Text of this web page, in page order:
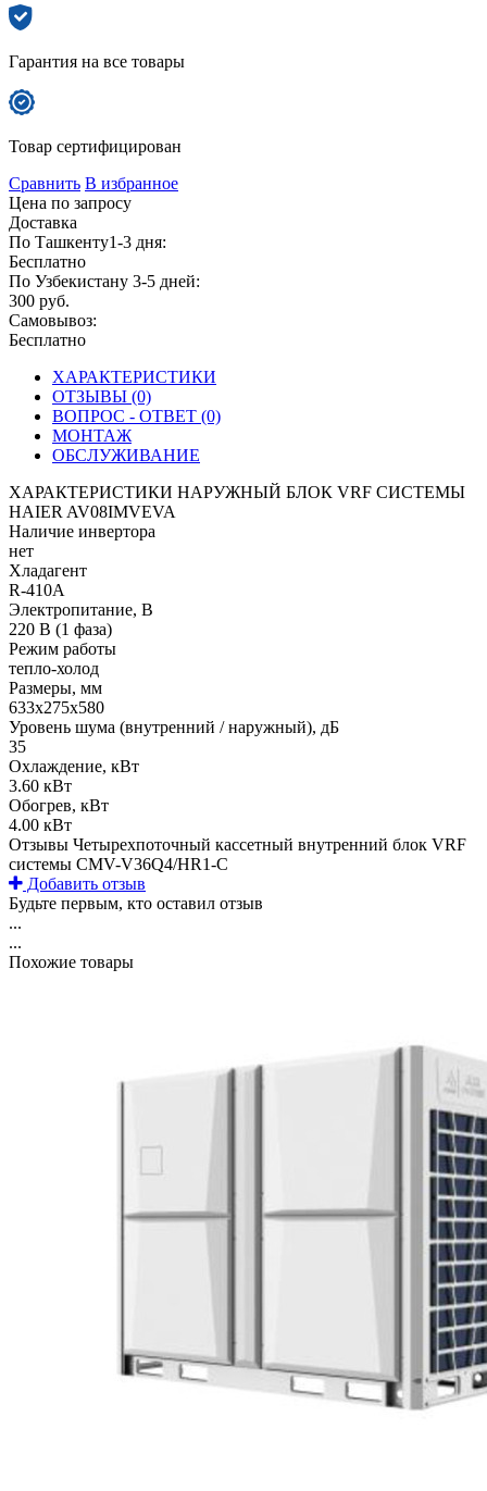
Гарантия на все товары
Товар сертифицирован
Сравнить В избранное
Цена по запросу
Доставка
По Ташкенту1-3 дня:
Бесплатно
По Узбекистану 3-5 дней:
300 руб.
Самовывоз:
Бесплатно
ХАРАКТЕРИСТИКИ
ОТЗЫВЫ (0)
ВОПРОС - ОТВЕТ (0)
МОНТАЖ
ОБСЛУЖИВАНИЕ
ХАРАКТЕРИСТИКИ НАРУЖНЫЙ БЛОК VRF СИСТЕМЫ
HAIER AV08IMVEVA
Наличие инвертора
нет
Хладагент
R-410A
Электропитание, В
220 В (1 фаза)
Режим работы
тепло-холод
Размеры, мм
633х275х580
Уровень шума (внутренний / наружный), дБ
35
Охлаждение, кВт
3.60 кВт
Обогрев, кВт
4.00 кВт
Отзывы Четырехпоточный кассетный внутренний блок VRF
системы CMV-V36Q4/HR1-C
Добавить отзыв
Будьте первым, кто оставил отзыв
...
...
Похожие товары